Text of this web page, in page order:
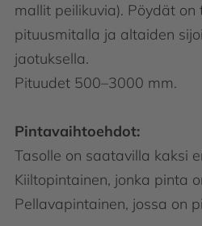
mallit peilikuvia). Pöydät
pituusmitalla ja altaiden
jaotuksella.
Pituudet 500–3000 mm.
Pintavaihtoehdot:
Tasolle on saatavilla kaksi
Kiiltopintainen, jonka pinta
Pellavapintainen, jossa on